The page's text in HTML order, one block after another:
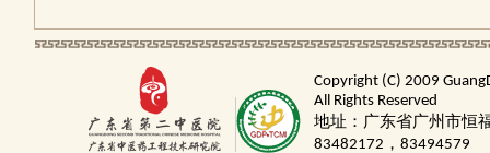
Copyright (C) 2009
All Rights Reserved
地址：广东省广州市
83482172，83494579